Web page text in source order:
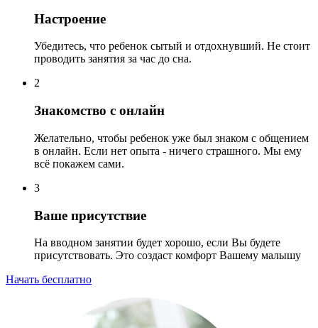
Настроение
Убедитесь, что ребенок сытый и отдохнувший. Не стоит
проводить занятия за час до сна.
2
Знакомство с онлайн
Желательно, чтобы ребенок уже был знаком с общением
в онлайн. Если нет опыта - ничего страшного. Мы ему
всё покажем сами.
3
Ваше присутствие
На вводном занятии будет хорошо, если Вы будете
присутствовать. Это создаст комфорт Вашему малышу
Начать бесплатно